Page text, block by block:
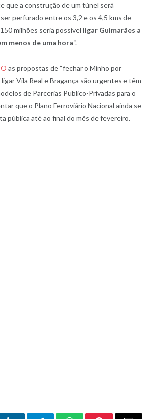
que a construção de um túnel será
perfurado entre os 3,2 e os 4,5 kms de
milhões seria possível ligar Guimarães a
menos de uma hora“.
as propostas de “fechar o Minho por
ligar Vila Real e Bragança são urgentes e têm
de Parcerias Publico-Privadas para o
que o Plano Ferroviário Nacional ainda se
pública até ao final do mês de fevereiro.